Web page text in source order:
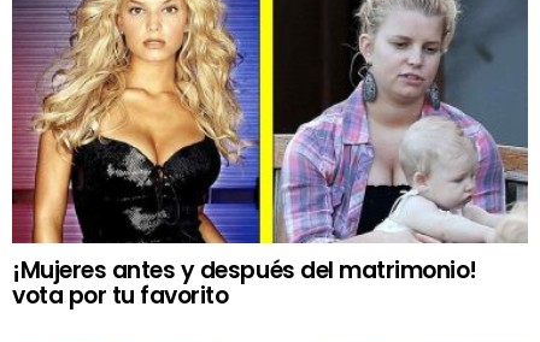
¡Mujeres antes y después del matrimonio!
vota por tu favorito